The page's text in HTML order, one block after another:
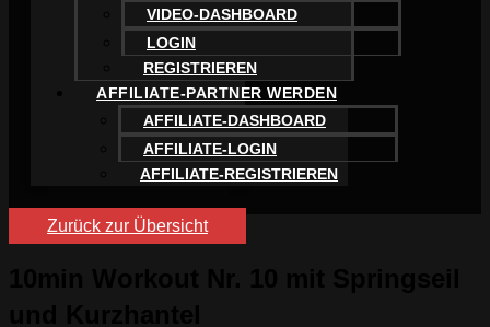
VIDEO-DASHBOARD
LOGIN
REGISTRIEREN
AFFILIATE-PARTNER WERDEN
AFFILIATE-DASHBOARD
AFFILIATE-LOGIN
AFFILIATE-REGISTRIEREN
Zurück zur Übersicht